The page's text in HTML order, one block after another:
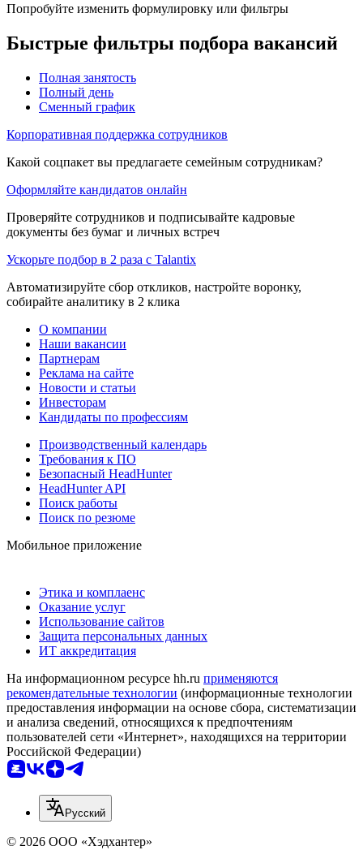
Попробуйте изменить формулировку или фильтры
Быстрые фильтры подбора вакансий
Полная занятость
Полный день
Сменный график
Корпоративная поддержка сотрудников
Какой соцпакет вы предлагаете семейным сотрудникам?
Оформляйте кандидатов онлайн
Проверяйте сотрудников и подписывайте кадровые
документы без бумаг и личных встреч
Ускорьте подбор в 2 раза с Talantix
Автоматизируйте сбор откликов, настройте воронку,
собирайте аналитику в 2 клика
О компании
Наши вакансии
Партнерам
Реклама на сайте
Новости и статьи
Инвесторам
Кандидаты по профессиям
Производственный календарь
Требования к ПО
Безопасный HeadHunter
HeadHunter API
Поиск работы
Поиск по резюме
Мобильное приложение
Этика и комплаенс
Оказание услуг
Использование сайтов
Защита персональных данных
ИТ аккредитация
На информационном ресурсе hh.ru применяются
рекомендательные технологии (информационные технологии
предоставления информации на основе сбора, систематизации
и анализа сведений, относящихся к предпочтениям
пользователей сети «Интернет», находящихся на территории
Российской Федерации)
Русский
© 2026 ООО «Хэдхантер»